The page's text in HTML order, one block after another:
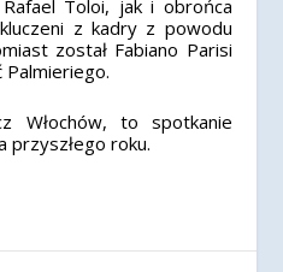
Toloi, jak i obrońca
z kadry z powodu
został Fabiano Parisi
Palmieriego.
Włochów, to spotkanie
przyszłego roku.